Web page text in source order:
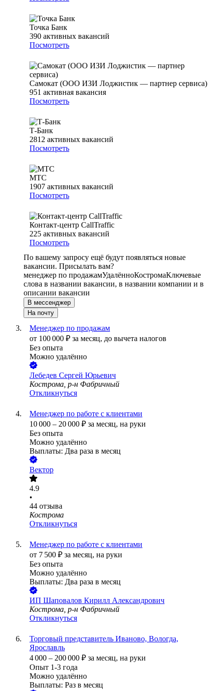
Точка Банк
390 активных вакансий
Посмотреть
Самокат (ООО ИЗИ Лоджистик — партнер сервиса)
951 активная вакансия
Посмотреть
Т-Банк
2812 активных вакансий
Посмотреть
МТС
1907 активных вакансий
Посмотреть
Контакт-центр CallTraffic
225 активных вакансий
Посмотреть
По вашему запросу ещё будут появляться новые
вакансии. Присылать вам?
менеджер по продажамУдалённоКостромаКлючевые
слова в названии вакансии, в названии компании и в
описании вакансии
В мессенджер
На почту
Менеджер по продажам
от 100 000 ₽ за месяц, до вычета налогов
Без опыта
Можно удалённо
Лебедев Сергей Юрьевич
Кострома, р-н Фабричный
Откликнуться
Менеджер по работе с клиентами
10 000 – 20 000 ₽ за месяц, на руки
Без опыта
Можно удалённо
Выплаты: Два раза в месяц
Вектор
4.9
•
44 отзыва
Кострома
Откликнуться
Менеджер по работе с клиентами
от 7 500 ₽ за месяц, на руки
Без опыта
Можно удалённо
Выплаты: Два раза в месяц
ИП Шаповалов Кирилл Александрович
Кострома, р-н Фабричный
Откликнуться
Торговый представитель Иваново, Вологда,
Ярославль
4 000 – 200 000 ₽ за месяц, на руки
Опыт 1-3 года
Можно удалённо
Выплаты: Раз в месяц